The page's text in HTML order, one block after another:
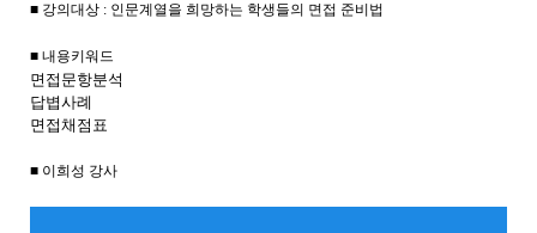
■ 강의대상 : 인문계열 을 희망하는 학생들의 면접 준비법
■ 내용키워드
면접문항분석
답볍사례
면접채점표
■ 이희성 강사